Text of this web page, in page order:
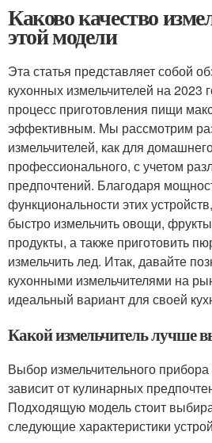
Каково качество
этой модели
Эта статья представляет собой
кухонных измельчителей на 2023
процесс приготовления пищи
эффективным. Мы рассмотрим
измельчителей, как для
профессионального, с учетом
предпочтений. Благодаря
функциональности этих
быстро измельчить овощи,
продукты, а также приготовить
измельчить лед. Итак, давайте
кухонными измельчителями на
идеальный вариант для своей
Какой измельчитель лучше
Выбор измельчительного
зависит от кулинарных
Подходящую модель стоит
следующие характеристики